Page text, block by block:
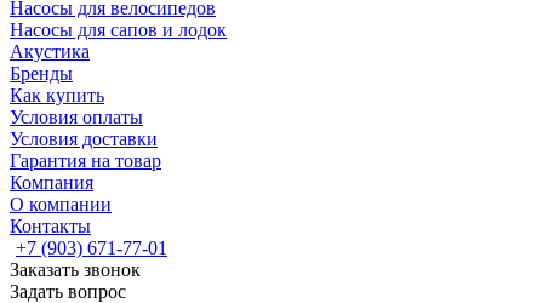
Насосы для велосипедов
Насосы для сапов и лодок
Акустика
Бренды
Как купить
Условия оплаты
Условия доставки
Гарантия на товар
Компания
О компании
Контакты
+7 (903) 671-77-01
Заказать звонок
Задать вопрос